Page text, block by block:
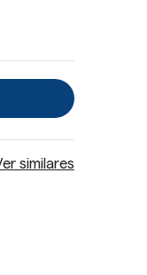
similares